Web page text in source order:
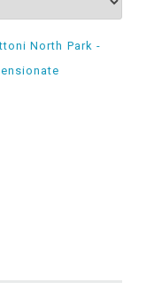
North Park -